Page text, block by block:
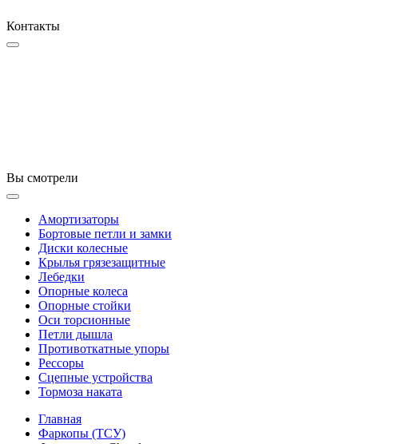
Контакты
Вы смотрели
Амортизаторы
Бортовые петли и замки
Диски колесные
Крылья грязезащитные
Лебедки
Опорные колеса
Опорные стойки
Оси торсионные
Петли дышла
Противоткатные упоры
Рессоры
Сцепные устройства
Тормоза наката
Главная
Фаркопы (ТСУ)